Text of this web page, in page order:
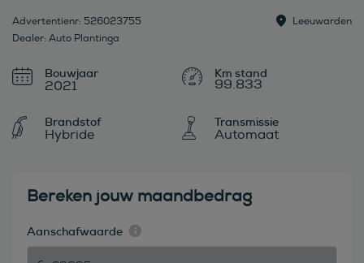
Advertentienr: 526023755
Dealer: Auto Plantinga
Leeuwarden
Bouwjaar
2021 99.833
Brandstof
Hybride
Transmissie
Automaat
Bereken jouw maandbedrag
Aanschafwaarde